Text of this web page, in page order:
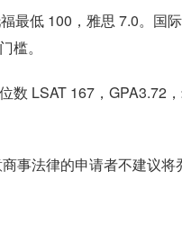
最低 100，雅思 7.0。国际
槛。
数 LSAT 167，GPA3.72
事法律的申请者不建议将